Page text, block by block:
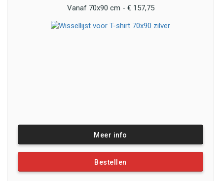
Vanaf 70x90 cm - € 157,75
Meer info
Bestellen